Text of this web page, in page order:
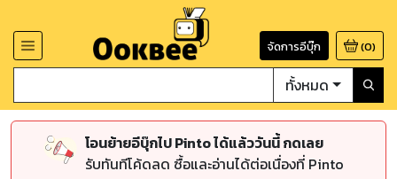
จัดการอีบุ๊ก (0)
ทั้งหมด
โอนย้ายอีบุ๊กไป Pinto ได้แล้ววันนี้ กดเลย
รับทันทีโค้ดลด ซื้อและอ่านได้ต่อเนื่องที่ Pinto